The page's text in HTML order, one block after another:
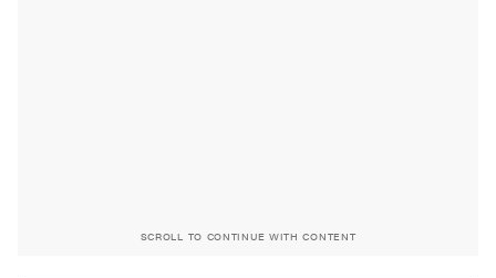
SCROLL TO CONTINUE WITH CONTENT